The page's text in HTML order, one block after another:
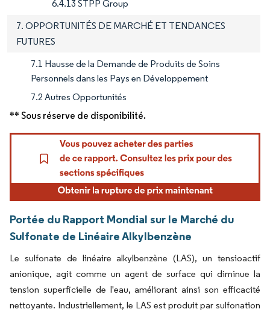
6.4.13 STPP Group
7. OPPORTUNITÉS DE MARCHÉ ET TENDANCES
FUTURES
7.1 Hausse de la Demande de Produits de Soins
Personnels dans les Pays en Développement
7.2 Autres Opportunités
** Sous réserve de disponibilité.
Portée du Rapport Mondial sur le Marché du
Sulfonate de Linéaire Alkylbenzène
Le sulfonate de linéaire alkylbenzène (LAS), un tensioactif
anionique, agit comme un agent de surface qui diminue la
tension superficielle de l'eau, améliorant ainsi son efficacité
nettoyante. Industriellement, le LAS est produit par sulfonation